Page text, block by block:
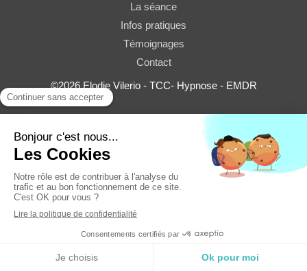
La séance
Infos pratiques
Témoignages
Contact
©2026 Elodie Vilerio - TCC- Hypnose - EMDR
Mentions légales
Création et référencement du site par Simplébo
Site partenaire deTERAPIZ